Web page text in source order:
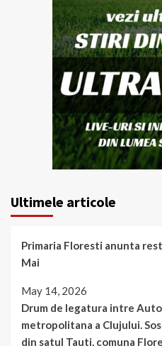
Ultimele articole
Primaria Floresti anunta
Mai
May 14, 2026
Drum de legatura intre
metropolitana a Clujului.
din satul Tauti, comuna